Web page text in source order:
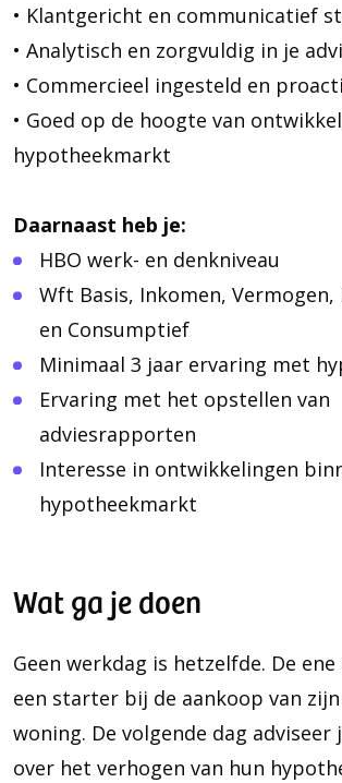
• Klantgericht en communicatief
• Analytisch en zorgvuldig in je
• Commercieel ingesteld en
• Goed op de hoogte van
hypotheekmarkt
Daarnaast heb je:
HBO werk- en denkniveau
Wft Basis, Inkomen,
en Consumptief
Minimaal 3 jaar ervaring met
Ervaring met het opstellen van
adviesrapporten
Interesse in ontwikkelingen
hypotheekmarkt
Wat ga je doen
Geen werkdag is hetzelfde. De
een starter bij de aankoop van
woning. De volgende dag adviseer
over het verhogen van hun